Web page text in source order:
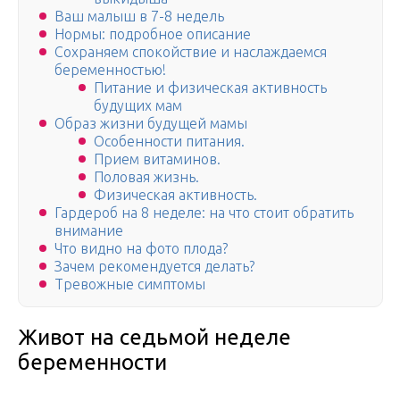
Ваш малыш в 7-8 недель
Нормы: подробное описание
Сохраняем спокойствие и наслаждаемся
беременностью!
Питание и физическая активность
будущих мам
Образ жизни будущей мамы
Особенности питания.
Прием витаминов.
Половая жизнь.
Физическая активность.
Гардероб на 8 неделе: на что стоит обратить
внимание
Что видно на фото плода?
Зачем рекомендуется делать?
Тревожные симптомы
Живот на седьмой неделе
беременности